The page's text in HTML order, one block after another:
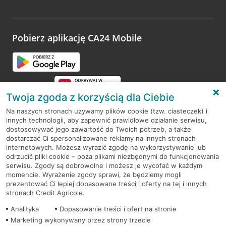
opinie.
Pobierz aplikację CA24 Mobile
RODO
Regulamin serwisu
Mapa serwisu
PolitykaCookies
Twoja zgoda z korzyścią dla Ciebie
Na naszych stronach używamy plików cookie (tzw. ciasteczek) i
innych technologii, aby zapewnić prawidłowe działanie serwisu,
dostosowywać jego zawartość do Twoich potrzeb, a także
dostarczać Ci spersonalizowane reklamy na innych stronach
internetowych. Możesz wyrazić zgodę na wykorzystywanie lub
odrzucić pliki cookie – poza plikami niezbędnymi do funkcjonowania
serwisu. Zgody są dobrowolne i możesz je wycofać w każdym
momencie. Wyrażenie zgody sprawi, że będziemy mogli
prezentować Ci lepiej dopasowane treści i oferty na tej i innych
stronach Credit Agricole.
Analityka
Dopasowanie treści i ofert na stronie
Marketing wykonywany przez strony trzecie